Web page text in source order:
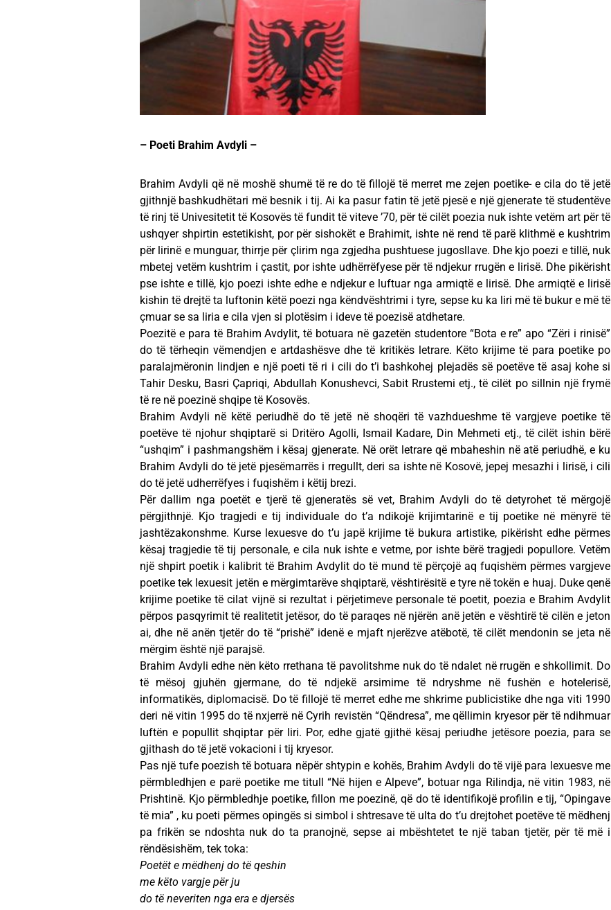
– Poeti Brahim Avdyli –
Brahim Avdyli që në moshë shumë të re do të fillojë të merret me zejen poetike- e cila do të jetë
gjithnjë bashkudhëtari më besnik i tij. Ai ka pasur fatin të jetë pjesë e një gjenerate të studentëve
të rinj të Univesitetit të Kosovës të fundit të viteve ’70, për të cilët poezia nuk ishte vetëm art për të
ushqyer shpirtin estetikisht, por për sishokët e Brahimit, ishte në rend të parë klithmë e kushtrim
për lirinë e munguar, thirrje për çlirim nga zgjedha pushtuese jugosllave. Dhe kjo poezi e tillë, nuk
mbetej vetëm kushtrim i çastit, por ishte udhërrëfyese për të ndjekur rrugën e lirisë. Dhe pikërisht
pse ishte e tillë, kjo poezi ishte edhe e ndjekur e luftuar nga armiqtë e lirisë. Dhe armiqtë e lirisë
kishin të drejtë ta luftonin këtë poezi nga këndvështrimi i tyre, sepse ku ka liri më të bukur e më të
çmuar se sa liria e cila vjen si plotësim i ideve të poezisë atdhetare.
Poezitë e para të Brahim Avdylit, të botuara në gazetën studentore “Bota e re” apo “Zëri i rinisë”
do të tërheqin vëmendjen e artdashësve dhe të kritikës letrare. Këto krijime të para poetike po
paralajmëronin lindjen e një poeti të ri i cili do t’i bashkohej plejadës së poetëve të asaj kohe si
Tahir Desku, Basri Çapriqi, Abdullah Konushevci, Sabit Rrustemi etj., të cilët po sillnin një frymë
të re në poezinë shqipe të Kosovës.
Brahim Avdyli në këtë periudhë do të jetë në shoqëri të vazhdueshme të vargjeve poetike të
poetëve të njohur shqiptarë si Dritëro Agolli, Ismail Kadare, Din Mehmeti etj., të cilët ishin bërë
“ushqim” i pashmangshëm i kësaj gjenerate. Në orët letrare që mbaheshin në atë periudhë, e ku
Brahim Avdyli do të jetë pjesëmarrës i rregullt, deri sa ishte në Kosovë, jepej mesazhi i lirisë, i cili
do të jetë udherrëfyes i fuqishëm i këtij brezi.
Për dallim nga poetët e tjerë të gjeneratës së vet, Brahim Avdyli do të detyrohet të mërgojë
përgjithnjë. Kjo tragjedi e tij individuale do t’a ndikojë krijimtarinë e tij poetike në mënyrë të
jashtëzakonshme. Kurse lexuesve do t’u japë krijime të bukura artistike, pikërisht edhe përmes
kësaj tragjedie të tij personale, e cila nuk ishte e vetme, por ishte bërë tragjedi popullore. Vetëm
një shpirt poetik i kalibrit të Brahim Avdylit do të mund të përçojë aq fuqishëm përmes vargjeve
poetike tek lexuesit jetën e mërgimtarëve shqiptarë, vështirësitë e tyre në tokën e huaj. Duke qenë
krijime poetike të cilat vijnë si rezultat i përjetimeve personale të poetit, poezia e Brahim Avdylit
përpos pasqyrimit të realitetit jetësor, do të paraqes në njërën anë jetën e vështirë të cilën e jeton
ai, dhe në anën tjetër do të “prishë” idenë e mjaft njerëzve atëbotë, të cilët mendonin se jeta në
mërgim është një parajsë.
Brahim Avdyli edhe nën këto rrethana të pavolitshme nuk do të ndalet në rrugën e shkollimit. Do
të mësoj gjuhën gjermane, do të ndjekë arsimime të ndryshme në fushën e hotelerisë,
informatikës, diplomacisë. Do të fillojë të merret edhe me shkrime publicistike dhe nga viti 1990
deri në vitin 1995 do të nxjerrë në Cyrih revistën “Qëndresa”, me qëllimin kryesor për të ndihmuar
luftën e popullit shqiptar për liri. Por, edhe gjatë gjithë kësaj periudhe jetësore poezia, para se
gjithash do të jetë vokacioni i tij kryesor.
Pas një tufe poezish të botuara nëpër shtypin e kohës, Brahim Avdyli do të vijë para lexuesve me
përmbledhjen e parë poetike me titull “Në hijen e Alpeve”, botuar nga Rilindja, në vitin 1983, në
Prishtinë. Kjo përmbledhje poetike, fillon me poezinë, që do të identifikojë profilin e tij, “Opingave
të mia” , ku poeti përmes opingës si simbol i shtresave të ulta do t’u drejtohet poetëve të mëdhenj
pa frikën se ndoshta nuk do ta pranojnë, sepse ai mbështetet te një taban tjetër, për të më i
rëndësishëm, tek toka:
Poetët e mëdhenj do të qeshin
me këto vargje për ju
do të neveriten nga era e djersës